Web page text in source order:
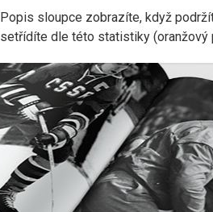
Popis sloupce zobrazíte, když
setřídíte dle této statistiky (oranžový